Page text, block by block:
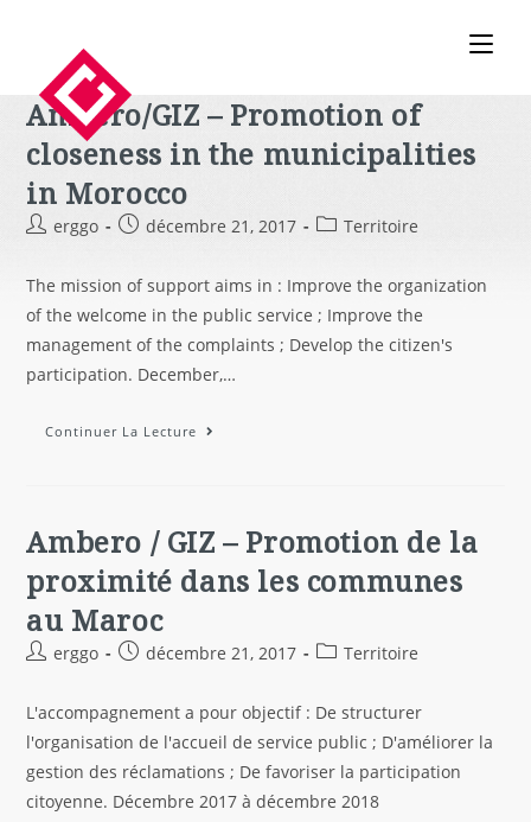
Ambero/GIZ – Promotion of
closeness in the municipalities
in Morocco
erggo décembre 21, 2017 Territoire
The mission of support aims in : Improve the organization
of the welcome in the public service ; Improve the
management of the complaints ; Develop the citizen's
participation. December,…
Continuer La Lecture
Ambero / GIZ – Promotion de la
proximité dans les communes
au Maroc
erggo décembre 21, 2017 Territoire
L'accompagnement a pour objectif : De structurer
l'organisation de l'accueil de service public ; D'améliorer la
gestion des réclamations ; De favoriser la participation
citoyenne. Décembre 2017 à décembre 2018